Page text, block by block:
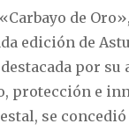
de
edición de
por su
protección e
se concedió